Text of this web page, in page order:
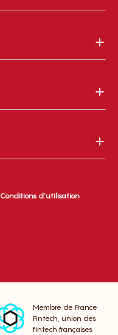
Conditions d’utilisation
Membre de France
Fintech, union des
fintech françaises